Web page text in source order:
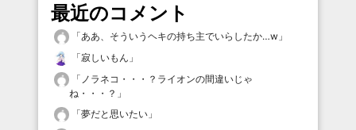
最近のコメント
「ああ、そういうヘキの持ち主でいらしたか…w 」
「寂しいもん 」
「 ノラネコ・・・？ライオンの間違いじゃ
ね・・・？ 」
「夢だと思いたい 」